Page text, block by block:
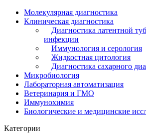
Молекулярная диагностика
Клиническая диагностика
Диагностика латентной
инфекции
Иммунология и серология
Жидкостная цитология
Диагностика сахарного
Микробиология
Лабораторная автоматизация
Ветеринария и ГМО
Иммунохимия
Биологические и медицинские
Категории